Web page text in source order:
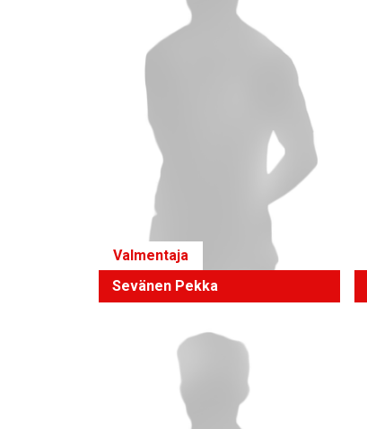
Valmentaja
Sevänen Pekka